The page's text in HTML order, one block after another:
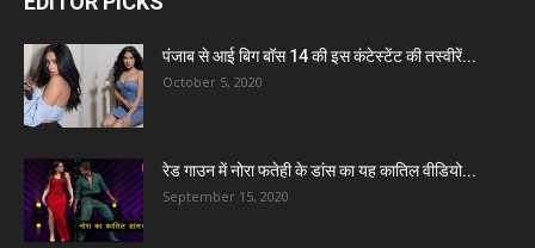
पंजाब से आई बिग बॉस 14 की इस कंटेस्टेंट की तस्वीरें...
October 5, 2020
रेड गाउन में नोरा फतेही के डांस का यह कातिल वीडियो...
September 15, 2020